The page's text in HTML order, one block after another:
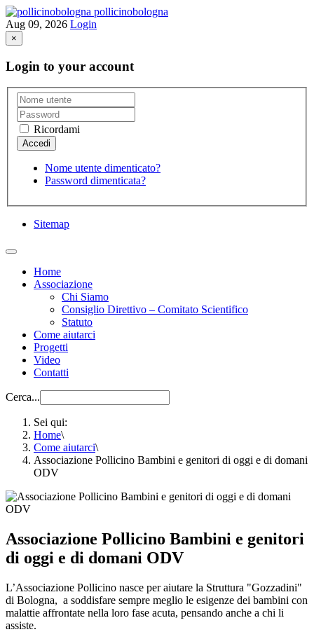
pollicinobologna
Aug 09, 2026 Login
×
Login to your account
Ricordami
Nome utente dimenticato?
Password dimenticata?
Sitemap
Home
Associazione
Chi Siamo
Consiglio Direttivo – Comitato Scientifico
Statuto
Come aiutarci
Progetti
Video
Contatti
Cerca...
Sei qui:
Home\
Come aiutarci\
Associazione Pollicino Bambini e genitori di oggi e di domani
ODV
Associazione Pollicino Bambini e genitori
di oggi e di domani ODV
L’Associazione Pollicino nasce per aiutare la Struttura "Gozzadini"
di Bologna, a soddisfare sempre meglio le esigenze dei bambini con
malattie affrontate nella loro fase acuta, pensando anche a chi li
assiste.